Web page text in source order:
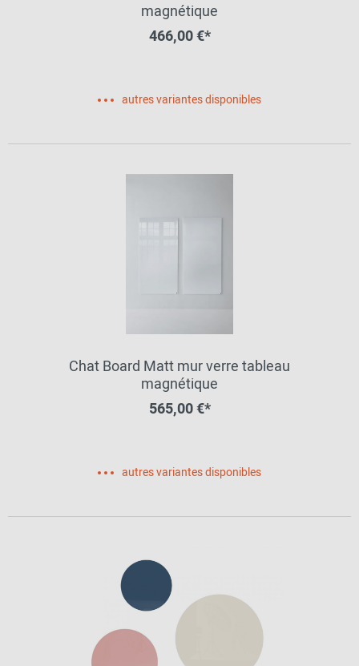
magnétique
466,00 €*
autres variantes disponibles
Chat Board Matt mur verre tableau
magnétique
565,00 €*
autres variantes disponibles